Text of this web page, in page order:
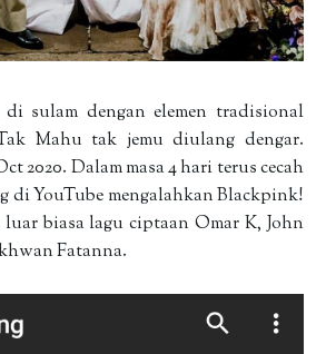
sulam dengan elemen tradisional
Mahu tak jemu diulang dengar.
2020. Dalam masa 4 hari terus cecah
di YouTube mengalahkan Blackpink!
luar biasa lagu ciptaan Omar K, John
Fatanna.